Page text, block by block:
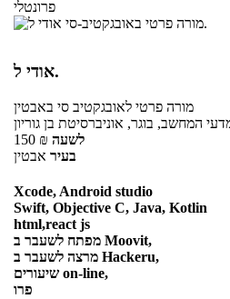
פרונטלי
אודי ל.
מורה פרטי לאובגקטיב סי באבטין
המחשב, בוגר, אוניברסיטת בן גוריון
150 ₪ לשעה
בעיר אבטין
Xcode, Android studio
Swift, Objective C, Java, Kotlin
html,react js
מפתח לשעבר ב Moovit,
מרצה לשעבר ב Hackeru,
שיעורים on-line,
פרו